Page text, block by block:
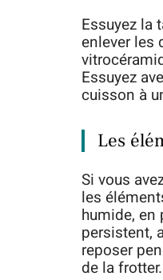
Essuyez la
enlever les
Essuyez
cuisson à
Les
Si vous
les
humide,
persistent,
reposer
de la frotter.